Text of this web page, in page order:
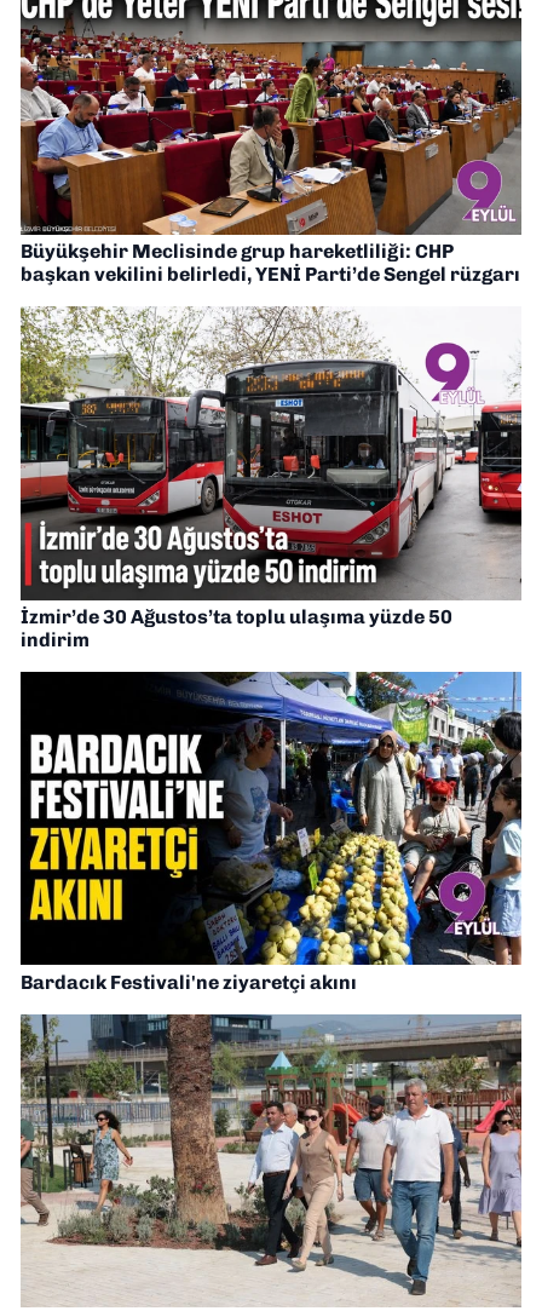
Büyükşehir Meclisinde grup hareketliliği: CHP
başkan vekilini belirledi, YENİ Parti’de Sengel rüzgarı
İzmir’de 30 Ağustos’ta toplu ulaşıma yüzde 50
indirim
Bardacık Festivali'ne ziyaretçi akını